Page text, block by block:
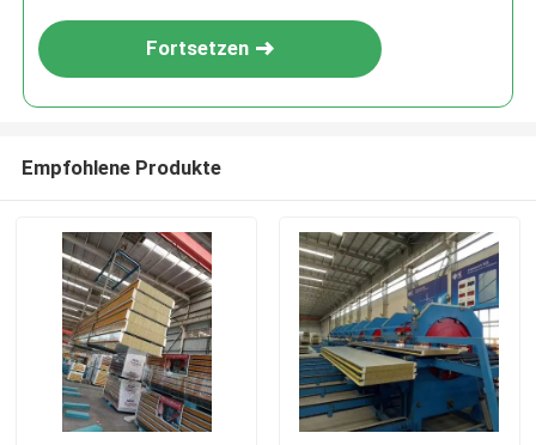
Fortsetzen
Empfohlene Produkte